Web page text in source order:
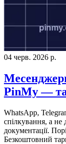
04 черв. 2026 р.
PinMy —
WhatsApp,
спілкування, а не
документації.
Безкоштовний